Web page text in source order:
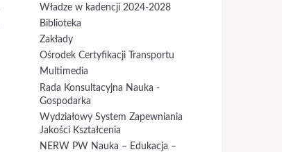
Władze w kadencji 2024-2028
Biblioteka
Zakłady
Ośrodek Certyfikacji Transportu
Multimedia
Rada Konsultacyjna Nauka -
Gospodarka
Wydziałowy System Zapewniania
Jakości Kształcenia
NERW PW Nauka – Edukacja –